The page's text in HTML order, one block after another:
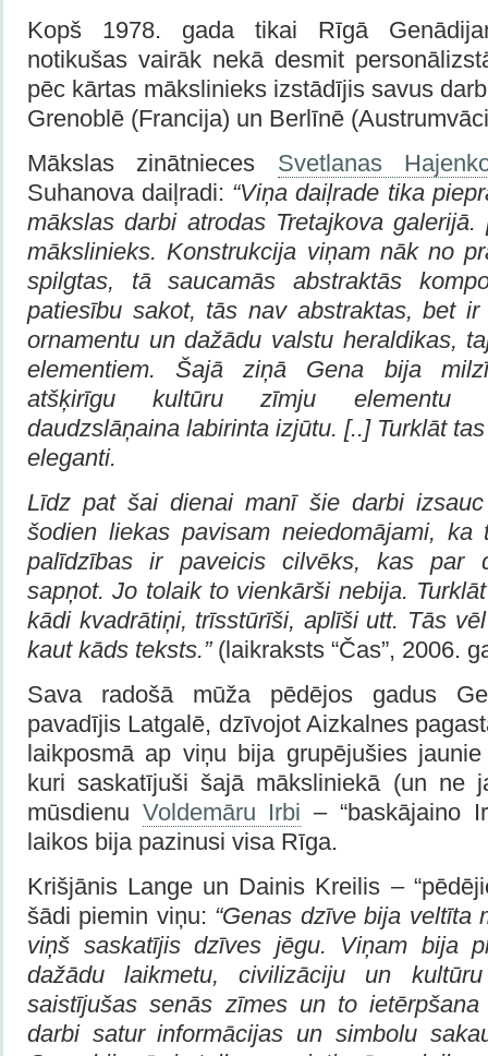
Kopš 1978. gada tikai Rīgā
notikušas vairāk nekā desmit
pēc kārtas mākslinieks izstādījis savus
Grenoblē (Francija) un Berlīnē
Mākslas zinātnieces Svetlanas
Suhanova daiļradi: “Viņa daiļrade tika
mākslas darbi atrodas Tretajkova galerijā.
mākslinieks. Konstrukcija viņam nāk no
spilgtas, tā saucamās abstraktās
patiesību sakot, tās nav abstraktas, bet
ornamentu un dažādu valstu heraldikas,
elementiem. Šajā ziņā Gena bija
atšķirīgu kultūru zīmju elementu
daudzslāņaina labirinta izjūtu. [..] Turklāt
eleganti.
Līdz pat šai dienai manī šie darbi
šodien liekas pavisam neiedomājami,
palīdzības ir paveicis cilvēks, kas par
sapņot. Jo tolaik to vienkārši nebija.
kādi kvadrātiņi, trīsstūrīši, aplīši utt. Tās
kaut kāds teksts.” (laikraksts “Čas”, 2006.
Sava radošā mūža pēdējos gadus
pavadījis Latgalē, dzīvojot Aizkalnes
laikposmā ap viņu bija grupējušies
kuri saskatījuši šajā māksliniekā (un ne
mūsdienu Voldemāru Irbi – “baskājaino
laikos bija pazinusi visa Rīga.
Krišjānis Lange un Dainis Kreilis –
šādi piemin viņu: “Genas dzīve bija veltīta
viņš saskatījis dzīves jēgu. Viņam bija
dažādu laikmetu, civilizāciju un
saistījušas senās zīmes un to
darbi satur informācijas un simbolu